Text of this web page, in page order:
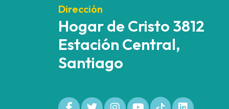
Dirección
Hogar de Cristo 3812
Estación Central,
Santiago